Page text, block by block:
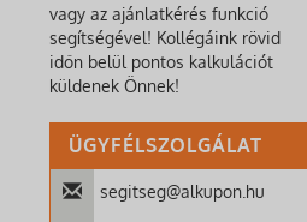
vagy az ajánlatkérés funkció
segítségével! Kollégáink rövid
időn belül pontos kalkulációt
küldenek Önnek!
ÜGYFÉLSZOLGÁLAT
segitseg@alkupon.hu